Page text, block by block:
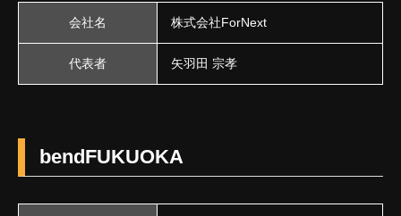
会社名 株式会社ForNext
代表者 矢羽田 宗孝
bendFUKUOKA